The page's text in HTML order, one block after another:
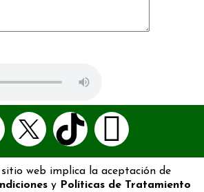
sitio web implica la aceptación de
y Políticas de Tratamiento